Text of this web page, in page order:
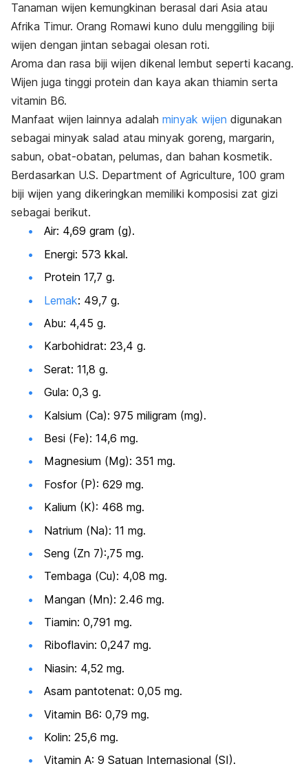
Tanaman wijen kemungkinan berasal dari Asia atau
Afrika Timur. Orang Romawi kuno dulu menggiling biji
wijen dengan jintan sebagai olesan roti.
Aroma dan rasa biji wijen dikenal lembut seperti kacang.
Wijen juga tinggi protein dan kaya akan thiamin serta
vitamin B6.
Manfaat wijen lainnya adalah minyak wijen digunakan
sebagai minyak salad atau minyak goreng, margarin,
sabun, obat-obatan, pelumas, dan bahan kosmetik.
Berdasarkan U.S. Department of Agriculture, 100 gram
biji wijen yang dikeringkan memiliki komposisi zat gizi
sebagai berikut.
Air: 4,69 gram (g).
Energi: 573 kkal.
Protein 17,7 g.
Lemak: 49,7 g.
Abu: 4,45 g.
Karbohidrat: 23,4 g.
Serat: 11,8 g.
Gula: 0,3 g.
Kalsium (Ca): 975 miligram (mg).
Besi (Fe): 14,6 mg.
Magnesium (Mg): 351 mg.
Fosfor (P): 629 mg.
Kalium (K): 468 mg.
Natrium (Na): 11 mg.
Seng (Zn 7):,75 mg.
Tembaga (Cu): 4,08 mg.
Mangan (Mn): 2.46 mg.
Tiamin: 0,791 mg.
Riboflavin: 0,247 mg.
Niasin: 4,52 mg.
Asam pantotenat: 0,05 mg.
Vitamin B6: 0,79 mg.
Kolin: 25,6 mg.
Vitamin A: 9 Satuan Internasional (SI).